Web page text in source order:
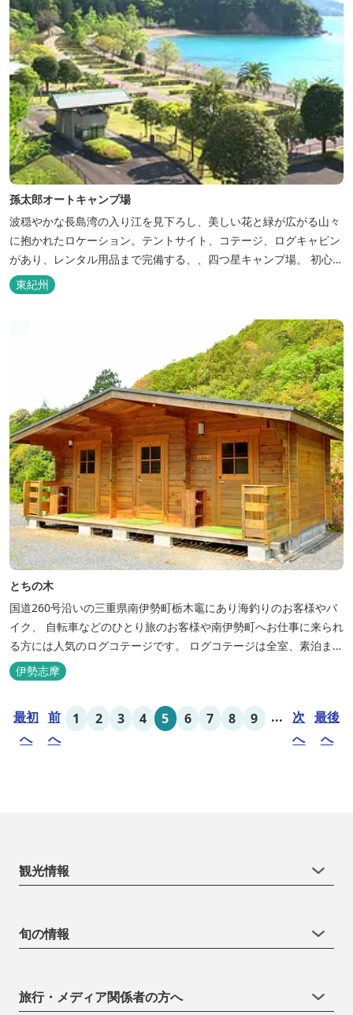
孫太郎オートキャンプ場
波穏やかな長島湾の入り江を見下ろし、美しい花と緑が広がる山々
に抱かれたロケーション。テントサイト、コテージ、ログキャビン
があり、レンタル用品まで完備する、、四つ星キャンプ場。 初心者
の方にも安心の施設と管理体制を整えています。目の前に広がる海
で、釣り、磯遊び、シーカヤックなど、様々な遊びが楽しめます。
東紀州
とちの木
国道260号沿いの三重県南伊勢町栃木竈にあり海釣りのお客様やバ
イク、 自転車などのひとり旅のお客様や南伊勢町へお仕事に来られ
る方には人気のログコテージです。 ログコテージは全室、素泊まり
となっており、おひとり様限定のお部屋、お二人様限定のお部屋、
3名様から5名様限定のお部屋とあります。 お風呂やトイレは別棟
人気のトンテ...
伊勢志摩
最初
へ
前
へ
1 2 3 4 5 6 7 8 9 ...
次
へ
最後
へ
観光情報
旬の情報
旅行・メディア関係者の方へ